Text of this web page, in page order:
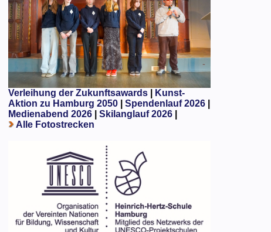
Verleihung der Zukunftsawards|
Kunst-
Aktion zu Hamburg 2050
Spendenlauf 2026|
Medienabend 2026| Skilanglauf 2026|
Alle Fotostrecken